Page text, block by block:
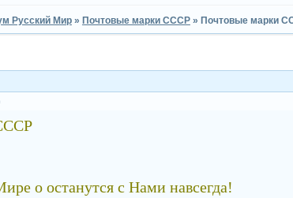
Русский Мир » Почтовые марки СССР » Почтовые марки
о останутся с Нами навсегда!